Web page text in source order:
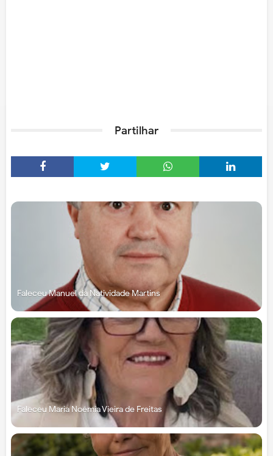
Partilhar
Faleceu Manuel da Natividade Martins
Faleceu Maria Noémia Vieira de Freitas